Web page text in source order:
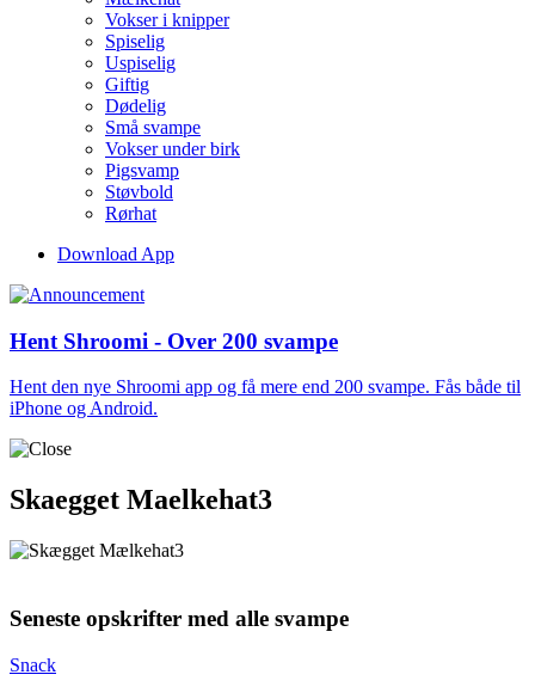
Vokser i knipper
Spiselig
Uspiselig
Giftig
Dødelig
Små svampe
Vokser under birk
Pigsvamp
Støvbold
Rørhat
Download App
Hent Shroomi - Over 200 svampe
Hent den nye Shroomi app og få mere end 200 svampe. Fås både til
iPhone og Android.
Skaegget Maelkehat3
Seneste opskrifter med alle svampe
Snack